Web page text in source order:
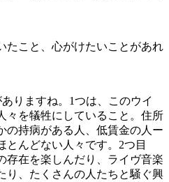
たこと、心がけたいことがあれ
りますね。1つは、このウイ
々を犠牲にしていること。住所
の持病がある人、低賃金の人ー
とんどない人々です。2つ目
存在を楽しんだり、ライヴ音楽
り、たくさんの人たちと騒ぐ興